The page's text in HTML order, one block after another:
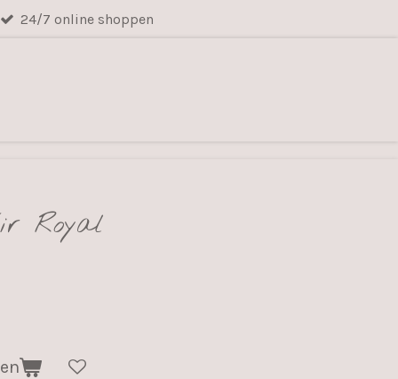
24/7 online shoppen
Royal